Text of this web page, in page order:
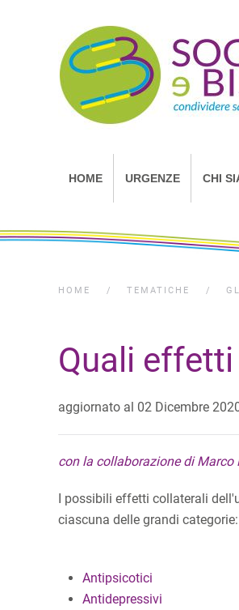
HOME URGENZE CHI
HOME TEMATICHE
Quali
aggiornato al 02 Dicembre
con la collaborazione di Marco
I possibili effetti collaterali
ciascuna delle grandi categorie:
Antipsicotici
Antidepressivi